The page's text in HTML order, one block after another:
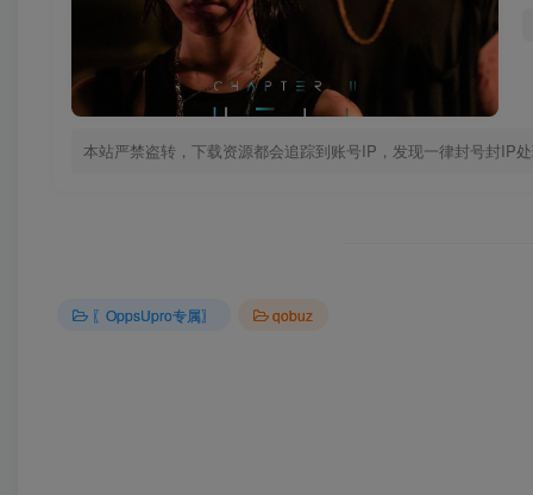
本站严禁盗转，下载资源都会追踪到账号IP，发现一律封号封IP
〖OppsUpro专属〗 qobuz